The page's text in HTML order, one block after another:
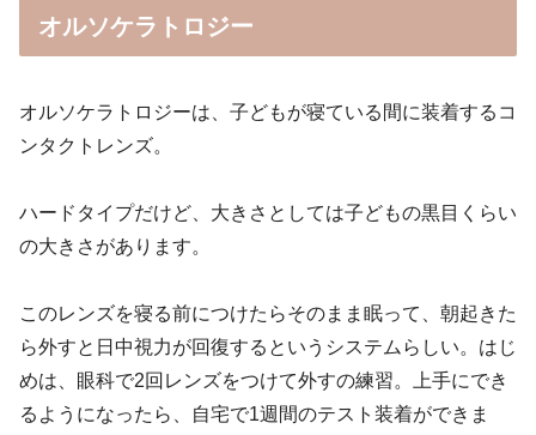
オルソケラトロジー
オルソケラトロジーは、子どもが寝ている間に装着するコ
ンタクトレンズ。
ハードタイプだけど、大きさとしては子どもの黒目くらい
の大きさがあります。
このレンズを寝る前につけたらそのまま眠って、朝起きた
ら外すと日中視力が回復するというシステムらしい。はじ
めは、眼科で2回レンズをつけて外すの練習。上手にでき
るようになったら、自宅で1週間のテスト装着ができま